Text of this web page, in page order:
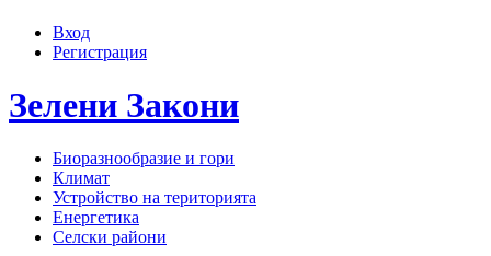
Вход
Регистрация
Зелени Закони
Биоразнообразие и гори
Климат
Устройство на територията
Енергетика
Селски райони